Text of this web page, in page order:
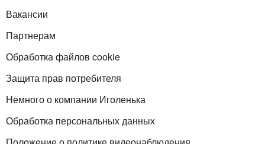
Вакансии
Партнерам
Обработка файлов cookie
Защита прав потребителя
Немного о компании Иголенька
Обработка персональных данных